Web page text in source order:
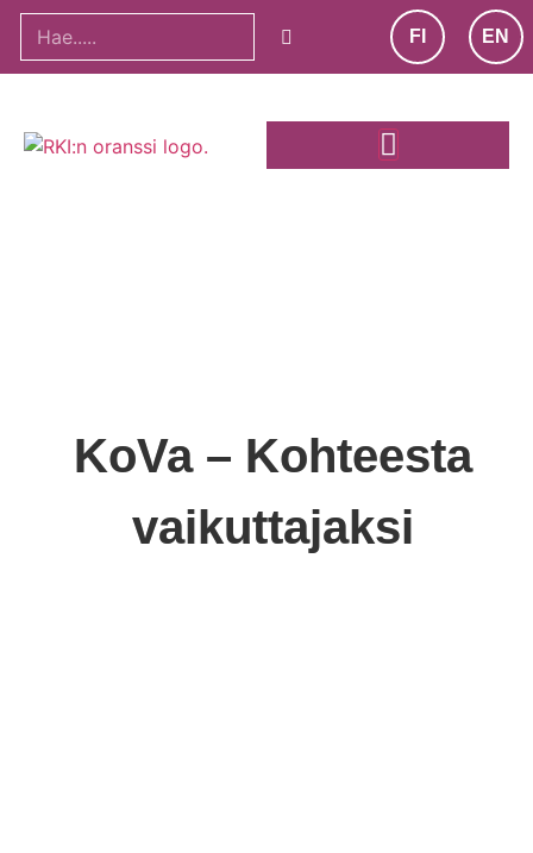
FI EN
KoVa – Kohteesta
vaikuttajaksi